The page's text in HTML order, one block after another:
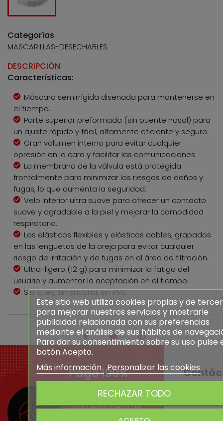
Categorías
MASCARILLAS-DESECHABLES
DESCRIPCIÓN
Características:
Máscara semirrígida diseñada para mantenerse en
el tiempo.
Parte superior preformada (sin puente nasal) para
un ajuste rápido y fácil, altamente eficiente y seguro.
Gran volumen interno para evitar cualquier
opresión en la cara y facilitar las comunicaciones.
La membrana de la válvula está protegida
frontalmente para minimizar los riesgos de daños y
fugas, lo que aumenta la seguridad.
Velo interior ultra suave para ofrecer un contacto
suave y agradable a la piel y mejorar la comodidad
respiratoria.
Los elásticos flexibles y elásticos dobles, grapados
en las lengüetas de la oreja para evitar cualquier
riesgo de irritación y de fugas en el área de filtración.
Ultra-ligero (12 g) para minimizar la fatiga del
usuario y aumentar la aceptación en el tiempo.
Sin látex, sin silicona, sin PVC.
Pago 100%
seguro
Todo el proceso de
pago electrónico se
Este sitio web utiliza cookies propias y de
para mejorar nuestros servicios y mostrarle
publicidad relacionada con sus preferencias
mediante el análisis de sus hábitos de
Para dar su consentimiento sobre su uso pulse
botón Acepto.
Más información Personalizar las cookies
RECHAZAR TODO